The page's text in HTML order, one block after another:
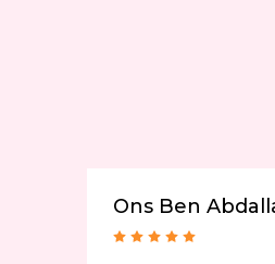
Ons Ben